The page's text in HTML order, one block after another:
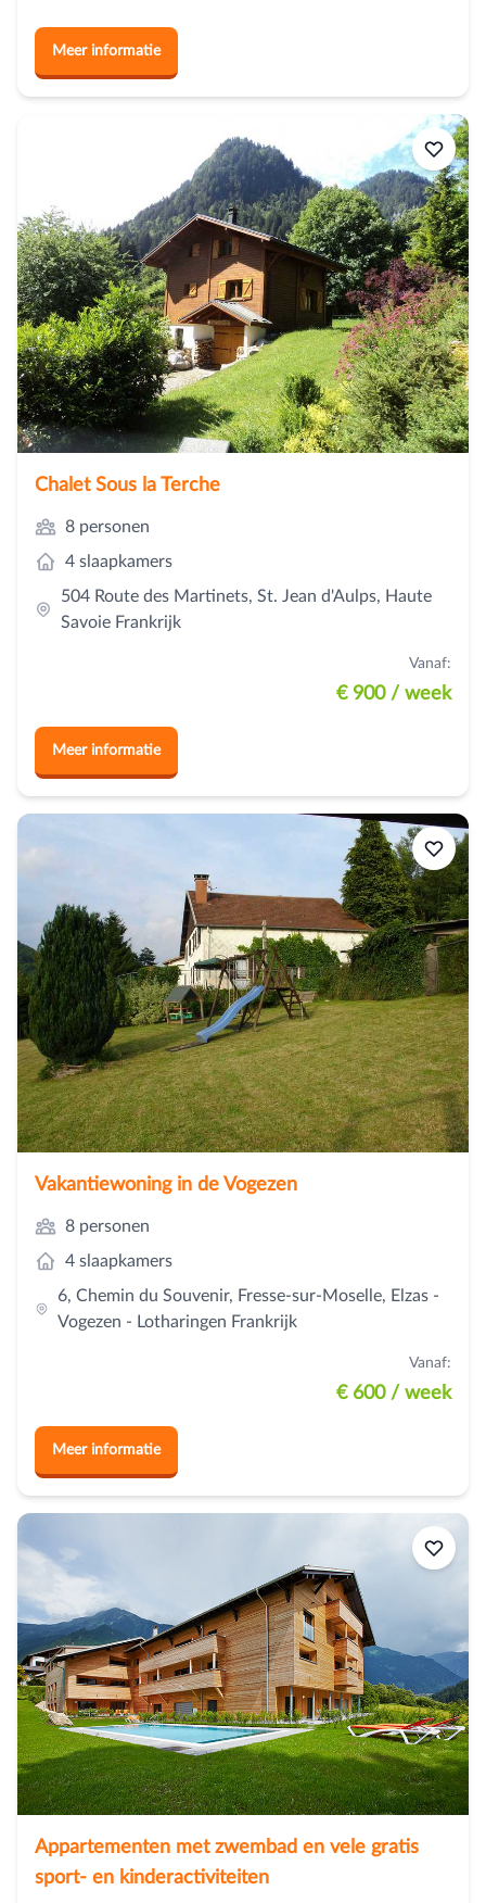
Meer informatie
Chalet Sous la Terche
8 personen
4 slaapkamers
504 Route des Martinets, St. Jean d'Aulps, Haute
Savoie Frankrijk
Vanaf:
€ 900/ week
Meer informatie
Vakantiewoning in de Vogezen
8 personen
4 slaapkamers
6, Chemin du Souvenir, Fresse-sur-Moselle, Elzas -
Vogezen - Lotharingen Frankrijk
Vanaf:
€ 600/ week
Meer informatie
Appartementen met zwembad en vele gratis
sport- en kinderactiviteiten